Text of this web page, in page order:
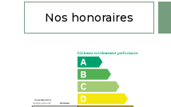
Nos honoraires